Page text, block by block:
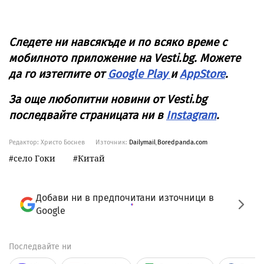
Следете ни навсякъде и по всяко време с
мобилното приложение на Vesti.bg. Можете
да го изтеглите отGoogle PlayиAppStore.
За още любопитни новини от Vesti.bg
последвайте страницата ни в Instagram.
Редактор: Христо Боснев Източник: Dailymail, Boredpanda.com
село Гоки Китай
Добави ни в предпочитани източници в
Google
Последвайте ни